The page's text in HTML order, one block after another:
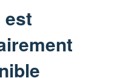
est